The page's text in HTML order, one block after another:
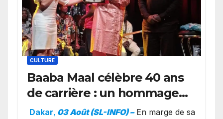
CULTURE
Baaba Maal célèbre 40 ans
de carrière : un hommage
exceptionnel à Oslo en
Dakar, 03 Août (SL-INFO) – ​En marge de sa